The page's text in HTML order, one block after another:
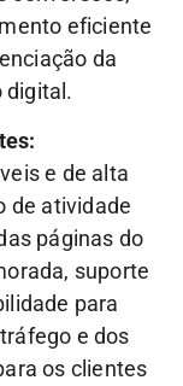
eficiente
da
digital.
e de alta
de atividade
páginas do
suporte
para
e dos
os clientes